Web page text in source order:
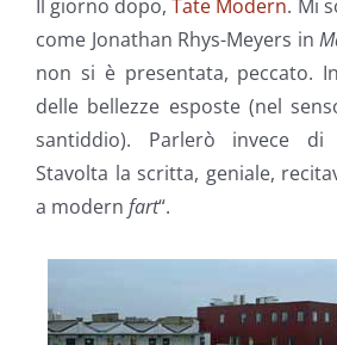
Il giorno dopo,Tate Modern. Mi
come Jonathan Rhys-Meyers in
non si è presentata, peccato.
delle bellezze esposte (nel
santiddio). Parlerò invece
Stavolta la scritta, geniale,
a modern fart“.